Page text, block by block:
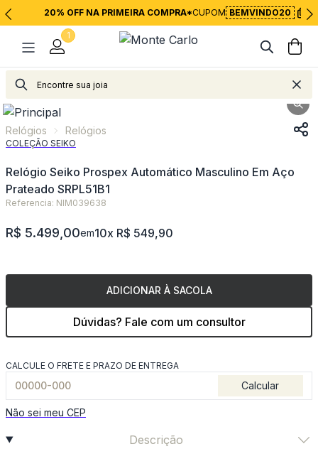
20% OFF NA PRIMEIRA COMPRA*CUPOM BEMVINDO20
1
Relógios Relógios
Relógios Relógios
COLEÇÃO SEIKO
Relógio Seiko Prospex Automático Masculino Em Aço
Prateado SRPL51B1
Referencia: NIM039638
R$ 5.499,00em10x R$ 549,90
ADICIONAR À SACOLA
Dúvidas? Fale com um consultor
CALCULE O FRETE E PRAZO DE ENTREGA
Calcular
Não sei meu CEP
Descrição